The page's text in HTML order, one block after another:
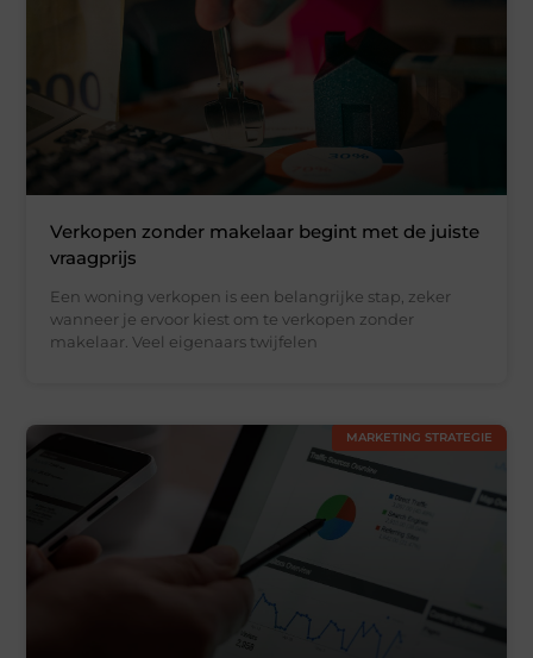
Verkopen zonder makelaar begint met de juiste
vraagprijs
Een woning verkopen is een belangrijke stap, zeker
wanneer je ervoor kiest om te verkopen zonder
makelaar. Veel eigenaars twijfelen
MARKETING STRATEGIE